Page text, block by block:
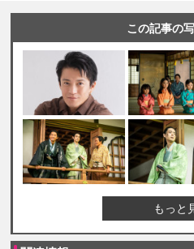
この記事の
もっと